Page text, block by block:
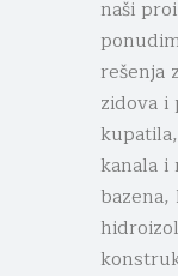
naši
rešenja
zidova i
kanala